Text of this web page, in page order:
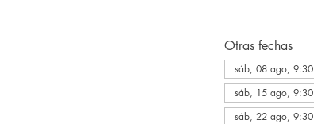
Otras fechas
sáb, 08 ago, 9:30
sáb, 15 ago, 9:30
sáb, 22 ago, 9:30